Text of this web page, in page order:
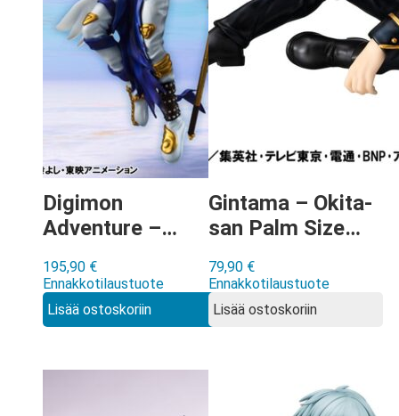
Digimon
Adventure –
Takeru Takaishi
G.E.M. figuuri
195,90 €
Ennakkotilaustuote
Lisää ostoskoriin
Gintama – Okita-
san Palm Size
79,90 €
Ennakkotilaustuote
Lisää ostoskoriin